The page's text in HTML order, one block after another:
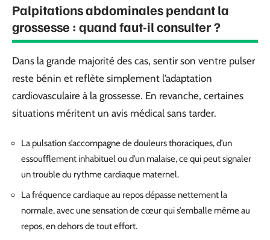
Palpitations abdominales pendant la
grossesse : quand faut-il consulter ?
Dans la grande majorité des cas, sentir son ventre pulser
reste bénin et reflète simplement l’adaptation
cardiovasculaire à la grossesse. En revanche, certaines
situations méritent un avis médical sans tarder.
La pulsation s’accompagne de douleurs thoraciques, d’un
essoufflement inhabituel ou d’un malaise, ce qui peut signaler
un trouble du rythme cardiaque maternel.
La fréquence cardiaque au repos dépasse nettement la
normale, avec une sensation de cœur qui s’emballe même au
repos, en dehors de tout effort.